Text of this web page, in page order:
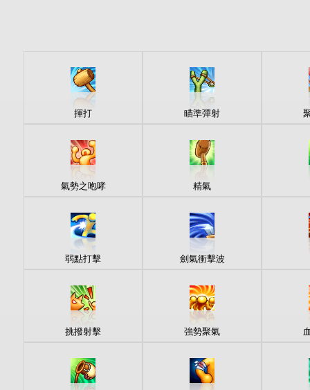
揮打 瞄準彈射
氣勢之咆哮 精氣
弱點打擊 劍氣衝擊波
挑撥射擊 強勢聚氣